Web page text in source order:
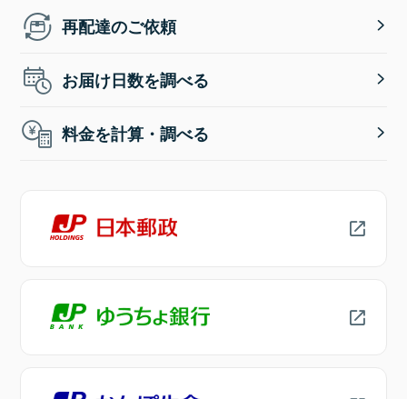
再配達のご依頼
お届け日数を調べる
料金を計算・調べる